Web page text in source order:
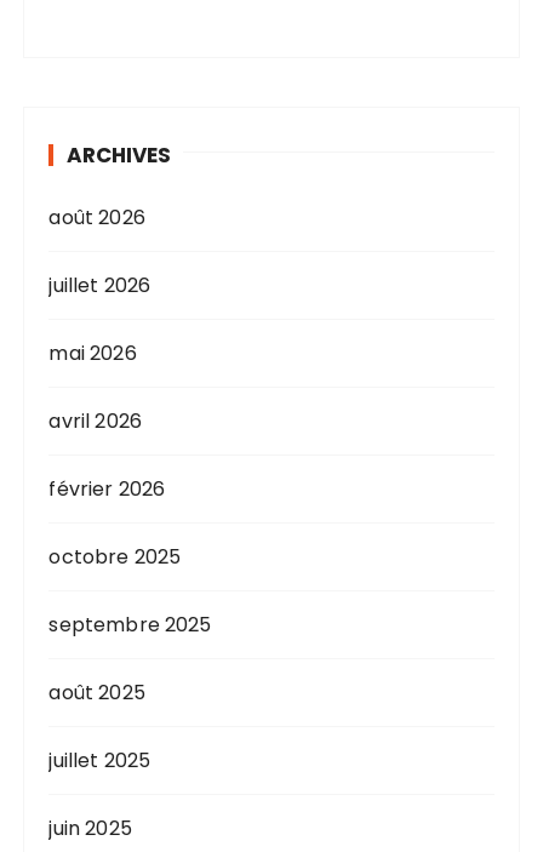
ARCHIVES
août 2026
juillet 2026
mai 2026
avril 2026
février 2026
octobre 2025
septembre 2025
août 2025
juillet 2025
juin 2025